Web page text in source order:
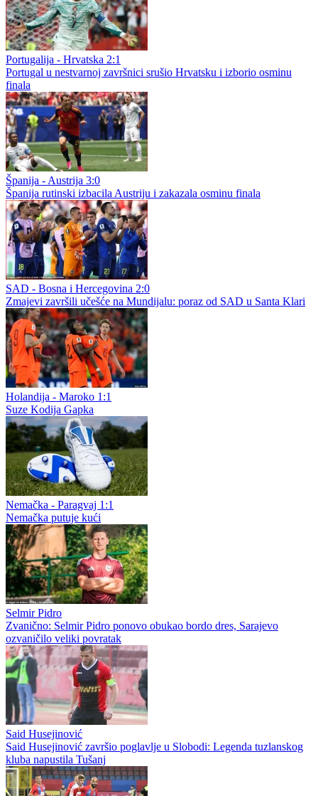
Portugalija - Hrvatska 2:1
Portugal u nestvarnoj završnici srušio Hrvatsku i izborio osminu
finala
Španija - Austrija 3:0
Španija rutinski izbacila Austriju i zakazala osminu finala
SAD - Bosna i Hercegovina 2:0
Zmajevi završili učešće na Mundijalu: poraz od SAD u Santa Klari
Holandija - Maroko 1:1
Suze Kodija Gapka
Nemačka - Paragvaj 1:1
Nemačka putuje kući
Selmir Pidro
Zvanično: Selmir Pidro ponovo obukao bordo dres, Sarajevo
ozvaničilo veliki povratak
Said Husejinović
Said Husejinović završio poglavlje u Slobodi: Legenda tuzlanskog
kluba napustila Tušanj